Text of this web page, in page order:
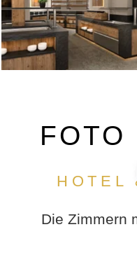
FOTO
HOTEL
Die Zimmern